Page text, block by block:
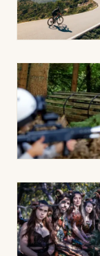
27 - Eure
Choisir mes
Mon